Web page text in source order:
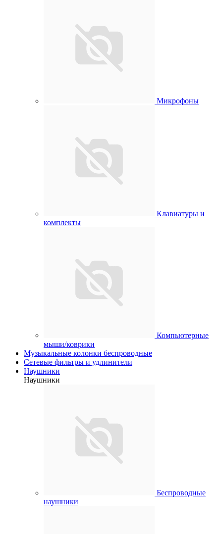
Микрофоны
Клавиатуры и
комплекты
Компьютерные
мыши/коврики
Музыкальные колонки беспроводные
Сетевые фильтры и удлинители
Наушники
Наушники
Беспроводные
наушники